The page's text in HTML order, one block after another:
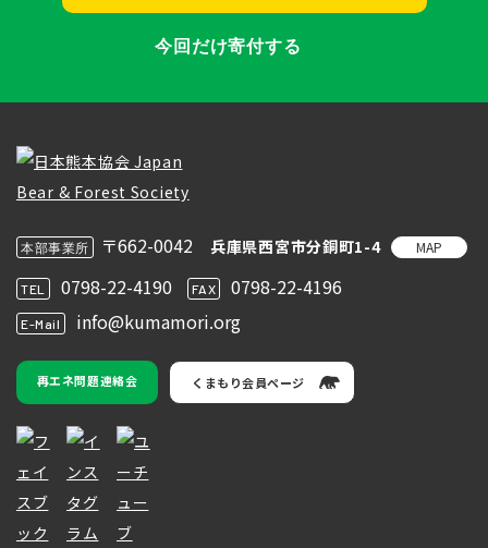
今回だけ寄付する
本部事業所 〒662-0042 兵庫県西宮市分銅町1-4 MAP
TEL 0798-22-4190 FAX 0798-22-4196
E-Mail info@kumamori.org
再エネ問題連絡会 くまもり会員ページ